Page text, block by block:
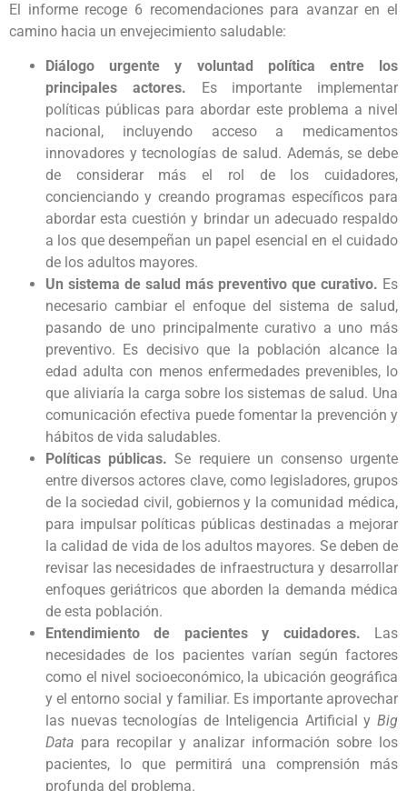
El informe recoge 6 recomendaciones para avanzar en el
camino hacia un envejecimiento saludable:
Diálogo urgente y voluntad política entre los
principales actores.
Es importante implementar
políticas públicas para abordar este problema a nivel
nacional, incluyendo acceso a medicamentos
innovadores y tecnologías de salud. Además, se debe
de considerar más el rol de los cuidadores,
concienciando y creando programas específicos para
abordar esta cuestión y brindar un adecuado respaldo
a los que desempeñan un papel esencial en el cuidado
de los adultos mayores.
Un sistema de salud más preventivo que curativo. Es
necesario cambiar el enfoque del sistema de salud,
pasando de uno principalmente curativo a uno más
preventivo. Es decisivo que la población alcance la
edad adulta con menos enfermedades prevenibles, lo
que aliviaría la carga sobre los sistemas de salud. Una
comunicación efectiva puede fomentar la prevención y
hábitos de vida saludables.
Políticas públicas.Se requiere un consenso urgente
entre diversos actores clave, como legisladores, grupos
de la sociedad civil, gobiernos y la comunidad médica,
para impulsar políticas públicas destinadas a mejorar
la calidad de vida de los adultos mayores. Se deben de
revisar las necesidades de infraestructura y desarrollar
enfoques geriátricos que aborden la demanda médica
de esta población.
Entendimiento de pacientes y cuidadores.
Las
necesidades de los pacientes varían según factores
como el nivel socioeconómico, la ubicación geográfica
y el entorno social y familiar. Es importante aprovechar
las nuevas tecnologías de Inteligencia Artificial y Big
Data para recopilar y analizar información sobre los
pacientes, lo que permitirá una comprensión más
profunda del problema.